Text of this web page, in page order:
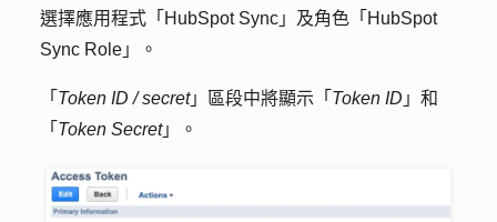
選擇應用程式「 HubSpot Sync 」及角色「 HubSpot
Sync Role 」。
「 Token ID / secret」區段中將顯示「 Token ID 」和
「 Token Secret」。